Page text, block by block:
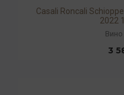
Casali Roncali
2022
Вино
3